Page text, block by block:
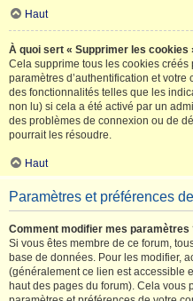
Haut
À quoi sert « Supprimer les cookies
Cela supprime tous les cookies
paramètres d’authentification et
des fonctionnalités telles que les
non lu) si cela a été activé par un
des problèmes de connexion ou de
pourrait les résoudre.
Haut
Paramètres et préférences
Comment modifier mes paramètres
Si vous êtes membre de ce forum,
base de données. Pour les modifier,
(généralement ce lien est accessible
haut des pages du forum). Cela vous